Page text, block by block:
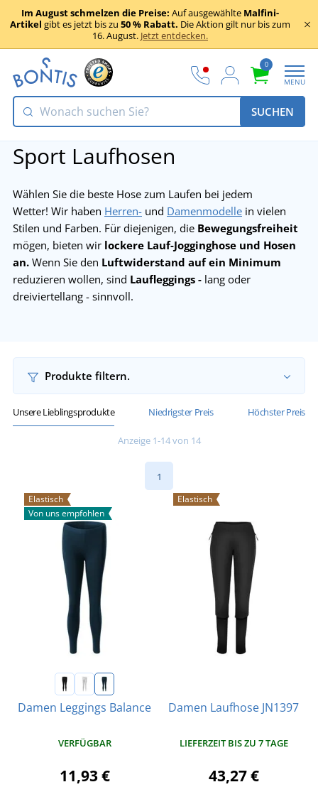
Im August schmelzen die Preise: Auf ausgewählte Malfini-
Artikel gibt es jetzt bis zu 50 % Rabatt. Die Aktion gilt nur bis zum
16. August. Jetzt entdecken.
0
MENU
SUCHEN
Sport Laufhosen
Wählen Sie die beste Hose zum Laufen bei jedem
Wetter! Wir haben Herren- und Damenmodelle in vielen
Stilen und Farben. Für diejenigen, die Bewegungsfreiheit
mögen, bieten wir lockere Lauf-Jogginghose und Hosen
an. Wenn Sie den Luftwiderstand auf ein Minimum
reduzieren wollen, sind Laufleggings - lang oder
dreiviertellang - sinnvoll.
Produkte filtern.
Unsere Lieblingsprodukte Niedrigster Preis Höchster Preis
Anzeige 1-14 von 14
1
Elastisch
Von uns empfohlen
Damen Leggings Balance
VERFÜGBAR
11,93 €
Elastisch
Damen Laufhose JN1397
LIEFERZEIT BIS ZU 7 TAGE
43,27 €